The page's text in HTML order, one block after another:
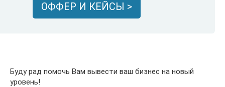
ОФФЕР И КЕЙСЫ >
Буду рад помочь Вам вывести ваш бизнес на новый
уровень!